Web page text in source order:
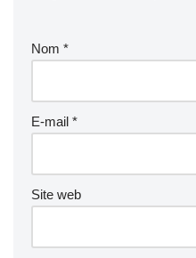
Nom *
E-mail *
Site web